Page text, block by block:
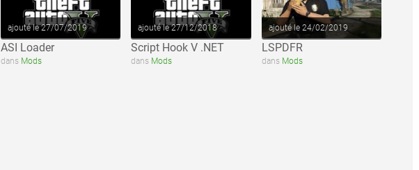
ajouté le 27/07/2019
ASI Loader
dans Mods
ajouté le 27/12/2018
Script Hook V .NET
dans Mods
ajouté le 24/02/2019
LSPDFR
dans Mods